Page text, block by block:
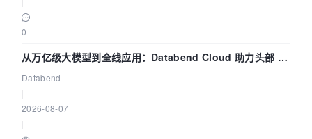
0
从万亿级大模型到全线应用：Databend Cloud 助力头部 AI
企业构建全链路 Trace 数据管道
Databend
2026-08-07